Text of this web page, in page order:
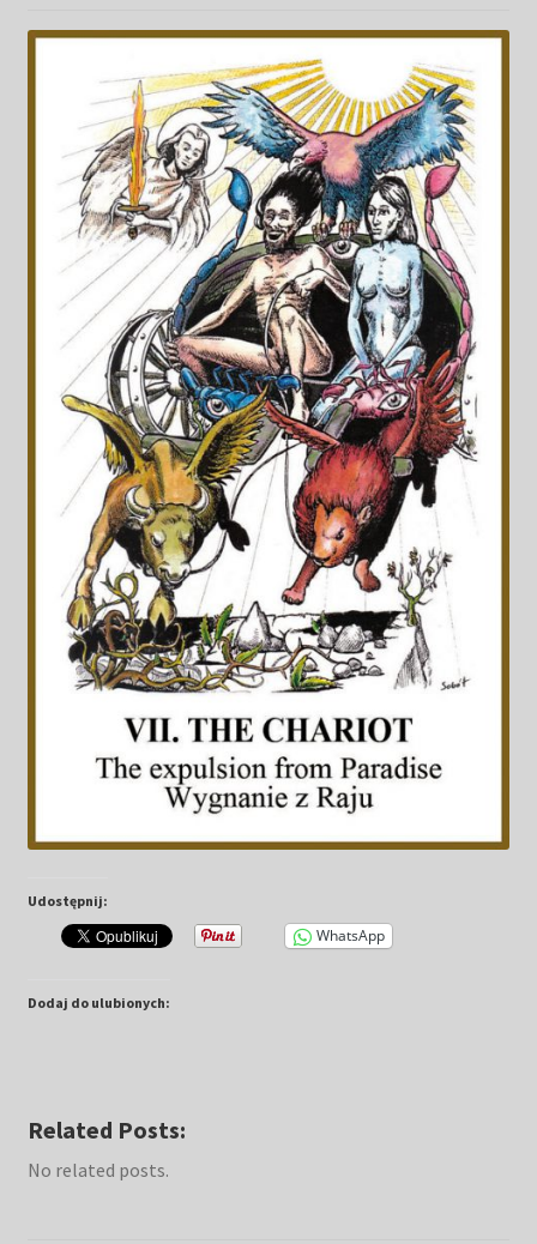
Kwiaty
Obrazy abstrakcyjne
Tarot
Wabi sabi
Aukcja
O mnie
Rozwiń
menu
potomne
GalleryStore
Udostępnij:
WhatsApp
Dodaj do ulubionych:
Related Posts:
No related posts.